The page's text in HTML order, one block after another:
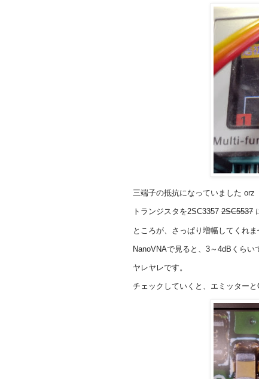
三端子の抵抗になっていました orz
トランジスタを2SC3357 2SC5537
ところが、さっぱり増幅してくれま
NanoVNAで見ると、3～4dBくらい
ヤレヤレです。
チェックしていくと、エミッター